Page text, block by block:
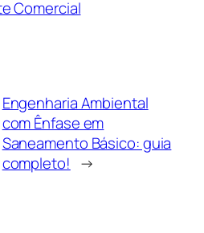
Comercial
Engenharia Ambiental
com Ênfase em
Saneamento Básico: guia
completo! →